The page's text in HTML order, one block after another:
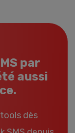
par
aussi
dès